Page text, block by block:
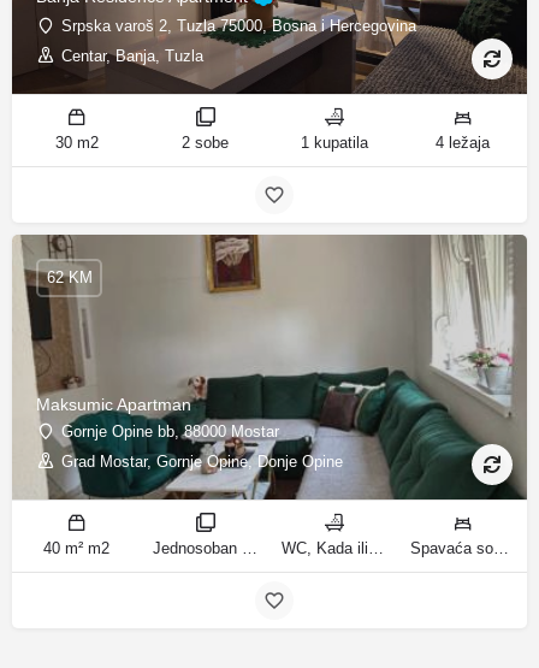
Srpska varoš 2, Tuzla 75000, Bosna i Hercegovina
Centar, Banja, Tuzla
30 m2 2 sobe 1 kupatila 4 ležaja
Maksumic Apartman
Gornje Opine bb, 88000 Mostar
Grad Mostar, Gornje Opine, Donje Opine
62 KM
40 m² m2